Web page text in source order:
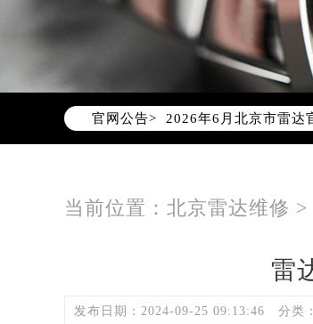
官网公告>
2026年6月雷达北京市
2026年6月北京市雷达
2026年6月雷达售后服
北京市朝阳区建国门
节假日正常营业！
当前位置： 北京雷达维修 >
雷
发布日期：2024-09-25 09:13:46 分类：